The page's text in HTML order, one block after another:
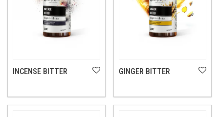
INCENSE BITTER GINGER BITTER